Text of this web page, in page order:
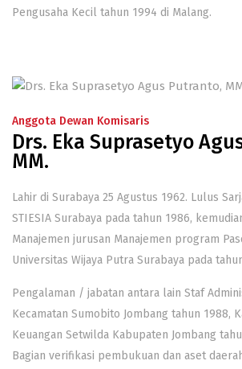
Pengusaha Kecil tahun 1994 di Malang.
Anggota Dewan Komisaris
Drs. Eka Suprasetyo
MM.
Lahir di Surabaya 25 Agustus 1962. Lulus
STIESIA Surabaya pada tahun 1986,
Manajemen jurusan Manajemen program
Universitas Wijaya Putra Surabaya pada
Pengalaman / jabatan antara lain Staf
Kecamatan Sumobito Jombang tahun 1988,
Keuangan Setwilda Kabupaten Jombang
Bagian verifikasi pembukuan dan aset